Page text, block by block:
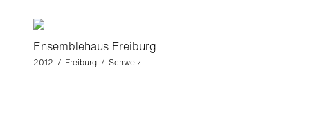
Ensemblehaus Freiburg
2012 / Freiburg / Schweiz